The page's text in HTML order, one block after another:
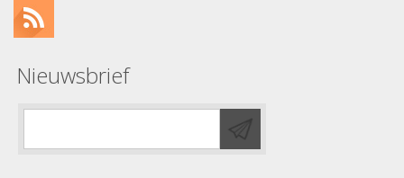
Nieuwsbrief